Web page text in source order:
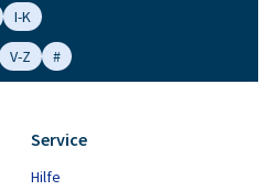
I-K
V-Z #
Service
Hilfe